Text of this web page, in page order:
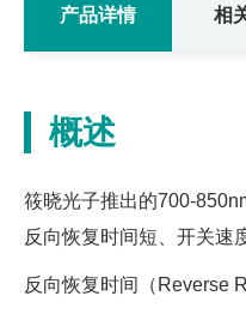
产品详情 相
概述
筱晓光子推出的700-
反向恢复时间短、开关速
反向恢复时间（Reverse